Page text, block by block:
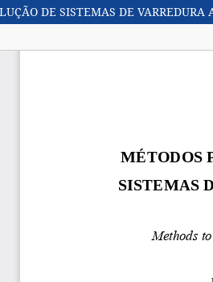
DE SISTEMAS DE VARREDURA